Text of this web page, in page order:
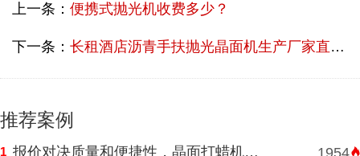
上一条： 便携式抛光机收费多少？
下一条： 长租酒店沥青手扶抛光晶面机生产厂家直销多少钱？
推荐案例
1 报价对决质量和便捷性，晶面打蜡机河南挑选需明智判断 1954